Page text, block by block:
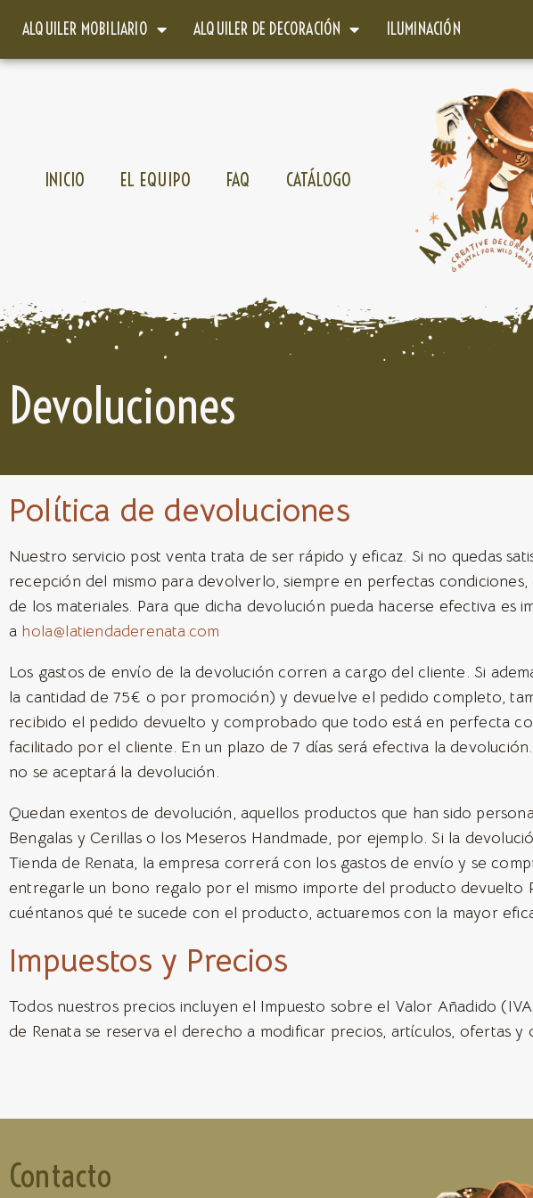
ALQUILER MOBILIARIO ALQUILER DE DECORACIÓN ILUMINACIÓN
INICIO EL EQUIPO FAQ CATÁLOGO
Devoluciones
Política de devoluciones
Nuestro servicio post venta trata de ser rápido y eficaz. Si no quedas
recepción del mismo para devolverlo, siempre en perfectas
de los materiales. Para que dicha devolución pueda hacerse efectiva es
a hola@latiendaderenata.com
Los gastos de envío de la devolución corren a cargo del cliente. Si
la cantidad de 75€ o por promoción) y devuelve el pedido completo,
recibido el pedido devuelto y comprobado que todo está en perfecta
facilitado por el cliente. En un plazo de 7 días será efectiva la
no se aceptará la devolución.
Quedan exentos de devolución, aquellos productos que han sido
Bengalas y Cerillas o los Meseros Handmade, por ejemplo. Si la
Tienda de Renata, la empresa correrá con los gastos de envío y se
entregarle un bono regalo por el mismo importe del producto devuelto
cuéntanos qué te sucede con el producto, actuaremos con la mayor
Impuestos y Precios
Todos nuestros precios incluyen el Impuesto sobre el Valor Añadido
de Renata se reserva el derecho a modificar precios, artículos, ofertas y
Contacto